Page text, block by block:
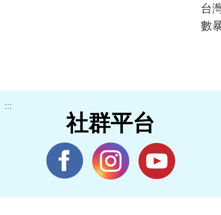
台
數
:::
社群平台